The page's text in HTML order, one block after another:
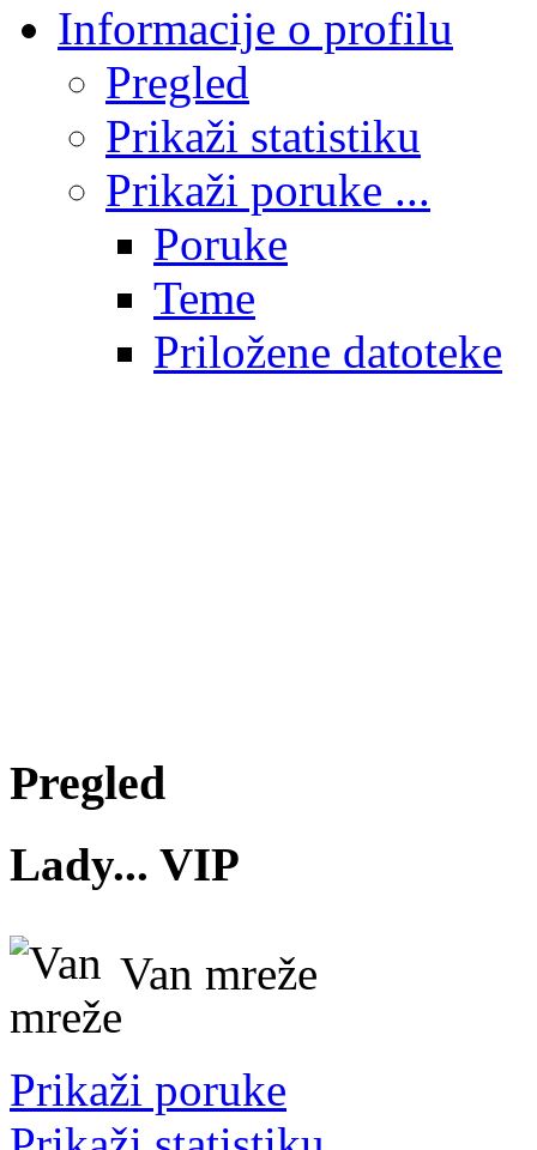
Informacije o profilu
Pregled
Prikaži statistiku
Prikaži poruke ...
Poruke
Teme
Priložene datoteke
Pregled
Lady... VIP
Van mreže
Prikaži poruke